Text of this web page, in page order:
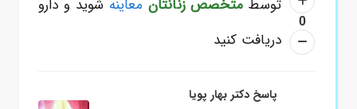
0
توسط متخصص زنانتان معاینه شوید و دارو
دریافت کنید
پاسخ دکتر بهار پویا